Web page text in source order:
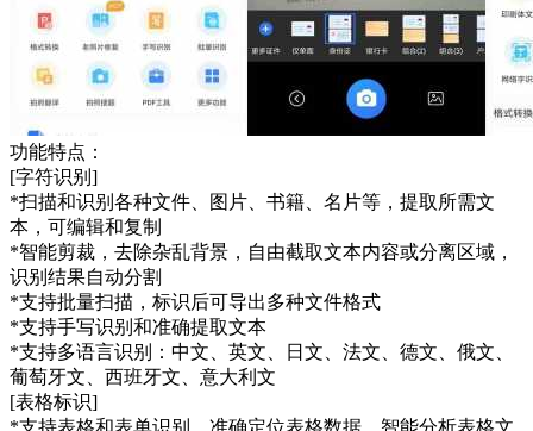
功能特点：
[字符识别]
*扫描和识别各种文件、图片、书籍、名片等，提取所需文
本，可编辑和复制
*智能剪裁，去除杂乱背景，自由截取文本内容或分离区域，
识别结果自动分割
*支持批量扫描，标识后可导出多种文件格式
*支持手写识别和准确提取文本
*支持多语言识别：中文、英文、日文、法文、德文、俄文、
葡萄牙文、西班牙文、意大利文
[表格标识]
*支持表格和表单识别，准确定位表格数据，智能分析表格文